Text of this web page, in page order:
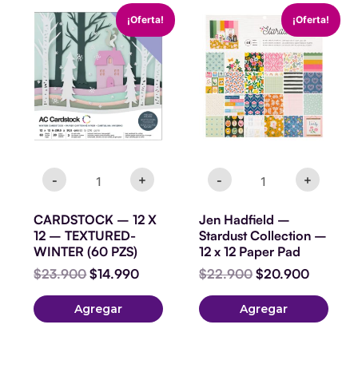
¡Oferta!
-
CARDSTOCK
–
12
X
12
–
TEXTURED-
WINTER
(60
PZS)
+
CARDSTOCK – 12 X
12 – TEXTURED-
WINTER (60 PZS)
$23.900
El
precio
original
era:
$23.900.
$14.990
precio
actual
es:
$14.990.
Agregar
¡Oferta!
-
Hadfield
-
Stardust
Collection
-
12
x
12
Paper
+
Jen Hadfield –
Stardust Collection –
12 x 12 Paper Pad
$22.900
precio
original
era:
$22.900.
$20.900
precio
actual
es:
Agregar